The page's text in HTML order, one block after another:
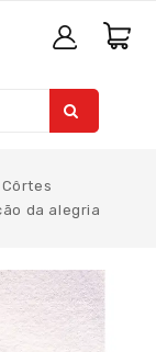
da alegria